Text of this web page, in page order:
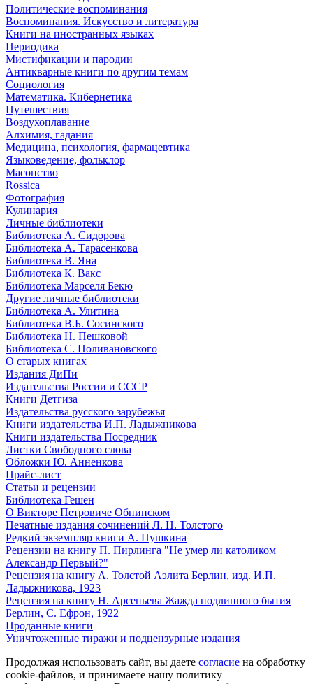
Политические воспоминания
Воспоминания. Искусство и литература
Книги на иностранных языках
Периодика
Мистификации и пародии
Антикварные книги по другим темам
Социология
Математика. Кибернетика
Путешествия
Воздухоплавание
Алхимия, гадания
Медицина, психология, фармацевтика
Языковедение, фольклор
Масонство
Rossica
Фотография
Кулинария
Личные библиотеки
Библиотека А. Сидорова
Библиотека А. Тарасенкова
Библиотека В. Яна
Библиотека К. Вакс
Библиотека Марселя Бекю
Другие личные библиотеки
Библиотека А. Улитина
Библиотека В.Б. Сосинского
Библиотека Н. Пешковой
Библиотека С. Поливановского
О старых книгах
Издания ДиПи
Издательства России и СССР
Книги Детгиза
Издательства русского зарубежья
Книги издательства И.П. Ладыжникова
Книги издательства Посредник
Листки Свободного слова
Обложки Ю. Анненкова
Прайс-лист
Статьи и рецензии
Библиотека Гешен
О Викторе Петровиче Обнинском
Печатные издания сочинений Л. Н. Толстого
Редкий экземпляр книги А. Пушкина
Рецензии на книгу П. Пирлинга "Не умер ли католиком
Александр Первый?"
Рецензия на книгу А. Толстой Аэлита Берлин, изд. И.П.
Ладыжникова, 1923
Рецензия на книгу Н. Арсеньева Жажда подлинного бытия
Берлин, С. Ефрон, 1922
Проданные книги
Уничтоженные тиражи и подцензурные издания
Продолжая использовать сайт, вы даете согласие на обработку
cookie-файлов, и принимаете нашу политику